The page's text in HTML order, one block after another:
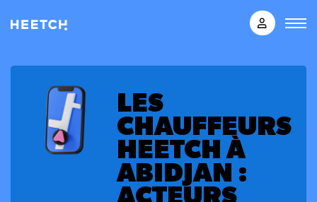
LES
CHAUFFEURS
HEETCH À
ABIDJAN :
ACTEURS